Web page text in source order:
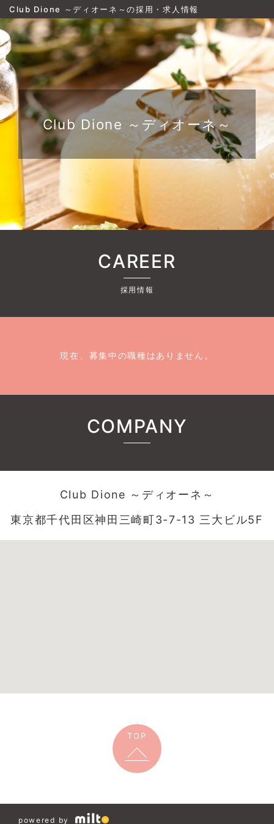
Club Dione ～ディオーネ～の採用・求人情報
Club Dione ～ディオーネ～
CAREER
採用情報
現在、募集中の職種はありません。
COMPANY
Club Dione ～ディオーネ～
東京都千代田区神田三崎町3-7-13 三大ビル5F
TOP
powered by